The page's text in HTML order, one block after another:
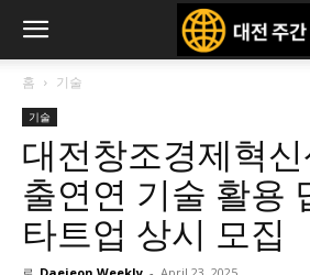
홈 기술
기술
대전창조경제혁신
출연연 기술 활용
타트업 상시 모집